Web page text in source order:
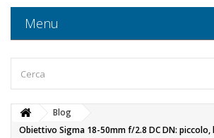
Menu
Blog
Obiettivo Sigma 18-50mm f/2.8 DC DN: